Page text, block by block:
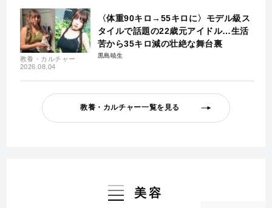
教養・カルチャー
2026.08.04
〈体重90キロ→55キロに〉モデル級ス
タイルで話題の22歳元アイドル…生活
苦から35キロ減の壮絶な舞台裏
黒島暁生
教養・カルチャー一覧を見る
美容